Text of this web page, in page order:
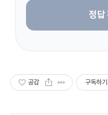
정답
공감 구독하기